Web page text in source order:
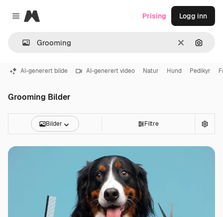
Close menu
Magnific
Slett Søk
Prising Logg inn
AI-generert bilde AI-generert video Natur Hund Pedikyr
Grooming Bilder
Bilder Filtre